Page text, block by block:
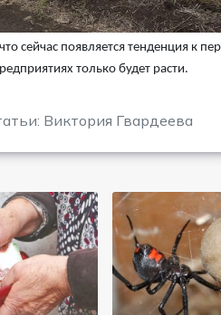
сейчас появляется тенденция к
только будет расти.
Виктория Гвардеева